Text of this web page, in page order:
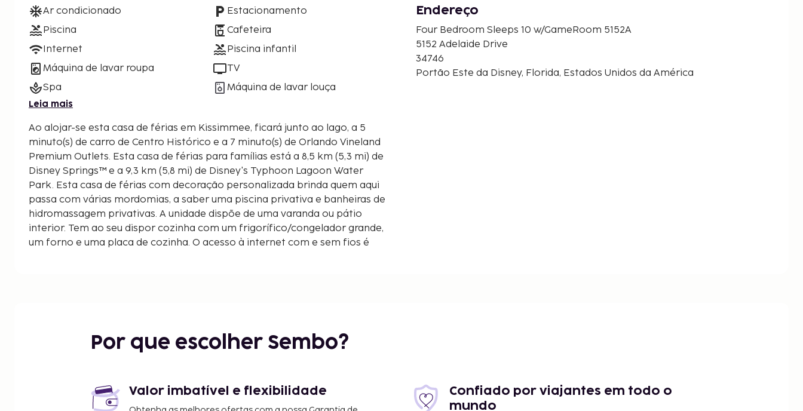
Ar condicionado
Piscina
Internet
Máquina de lavar roupa
Spa
Estacionamento
Cafeteira
Piscina infantil
TV
Máquina de lavar louça
Leia mais
Ao alojar-se esta casa de férias em Kissimmee, ficará junto ao lago, a 5
minuto(s) de carro de Centro Histórico e a 7 minuto(s) de Orlando Vineland
Premium Outlets. Esta casa de férias para famílias está a 8,5 km (5,3 mi) de
Disney Springs™ e a 9,3 km (5,8 mi) de Disney's Typhoon Lagoon Water
Park. Esta casa de férias com decoração personalizada brinda quem aqui
passa com várias mordomias, a saber uma piscina privativa e banheiras de
hidromassagem privativas. A unidade dispõe de uma varanda ou pátio
interior. Tem ao seu dispor cozinha com um frigorífico/congelador grande,
um forno e uma placa de cozinha. O acesso à internet com e sem fios é
Falcon's Fire Golf Club - 2,6 km/1,6 mi
Congo River Golf - 2,8 km/1,8 mi
Centro Histórico - 3,4 km/2,1 mi
Fun Spot America - 3,4 km/2,1 mi
Endereço
Four Bedroom Sleeps 10 w/GameRoom 5152A
5152 Adelaide Drive
34746
Portão Este da Disney, Florida, Estados Unidos da América
Por que escolher Sembo?
Valor imbatível e flexibilidade
Confiado por viajantes em todo o
mundo